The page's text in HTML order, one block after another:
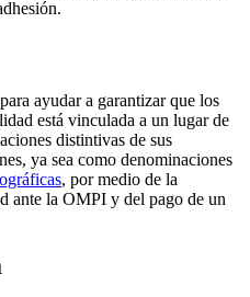
ayudar a garantizar que los
está vinculada a un lugar de
distintivas de sus
ya sea como denominaciones
, por medio de la
ante la OMPI y del pago de un